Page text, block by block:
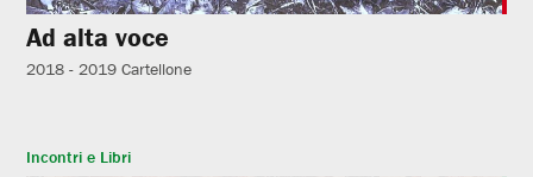
Ad alta voce
2018 - 2019 Cartellone
Incontri e Libri